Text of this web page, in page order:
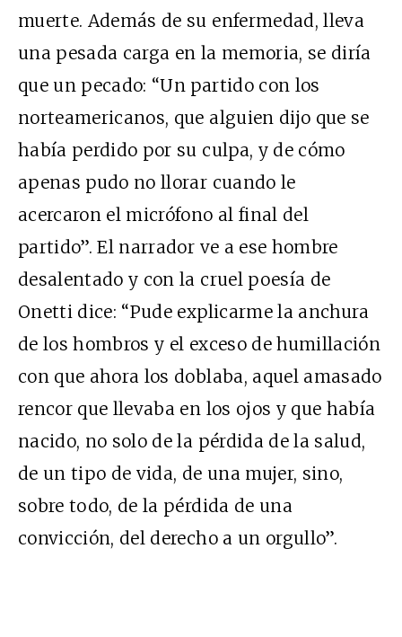
muerte. Además de su enfermedad, lleva
una pesada carga en la memoria, se diría
que un pecado: “Un partido con los
norteamericanos, que alguien dijo que se
había perdido por su culpa, y de cómo
apenas pudo no llorar cuando le
acercaron el micrófono al final del
partido”. El narrador ve a ese hombre
desalentado y con la cruel poesía de
Onetti dice: “Pude explicarme la anchura
de los hombros y el exceso de humillación
con que ahora los doblaba, aquel amasado
rencor que llevaba en los ojos y que había
nacido, no solo de la pérdida de la salud,
de un tipo de vida, de una mujer, sino,
sobre todo, de la pérdida de una
convicción, del derecho a un orgullo”.